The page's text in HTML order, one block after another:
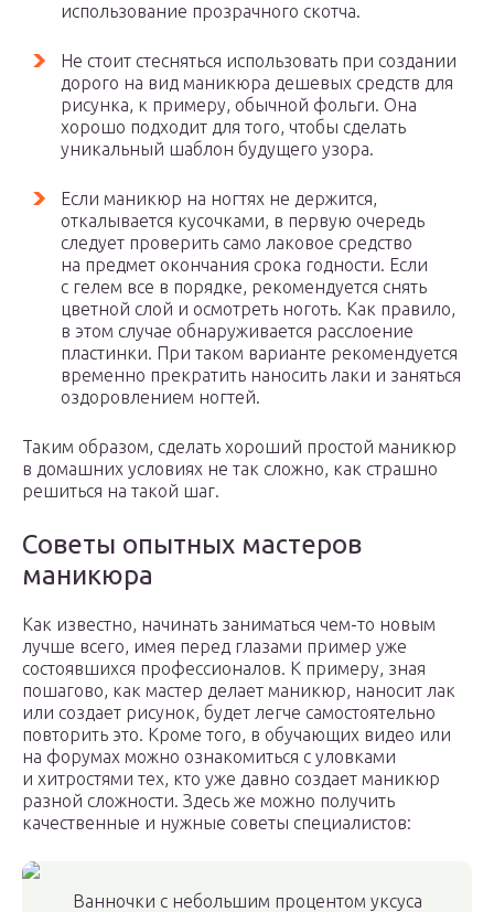
использование прозрачного скотча.
Не стоит стесняться использовать при создании
дорого на вид маникюра дешевых средств для
рисунка, к примеру, обычной фольги. Она
хорошо подходит для того, чтобы сделать
уникальный шаблон будущего узора.
Если маникюр на ногтях не держится,
откалывается кусочками, в первую очередь
следует проверить само лаковое средство
на предмет окончания срока годности. Если
с гелем все в порядке, рекомендуется снять
цветной слой и осмотреть ноготь. Как правило,
в этом случае обнаруживается расслоение
пластинки. При таком варианте рекомендуется
временно прекратить наносить лаки и заняться
оздоровлением ногтей.
Таким образом, сделать хороший простой маникюр
в домашних условиях не так сложно, как страшно
решиться на такой шаг.
Советы опытных мастеров
маникюра
Как известно, начинать заниматься чем-то новым
лучше всего, имея перед глазами пример уже
состоявшихся профессионалов. К примеру, зная
пошагово, как мастер делает маникюр, наносит лак
или создает рисунок, будет легче самостоятельно
повторить это. Кроме того, в обучающих видео или
на форумах можно ознакомиться с уловками
и хитростями тех, кто уже давно создает маникюр
разной сложности. Здесь же можно получить
качественные и нужные советы специалистов:
Ванночки с небольшим процентом уксуса